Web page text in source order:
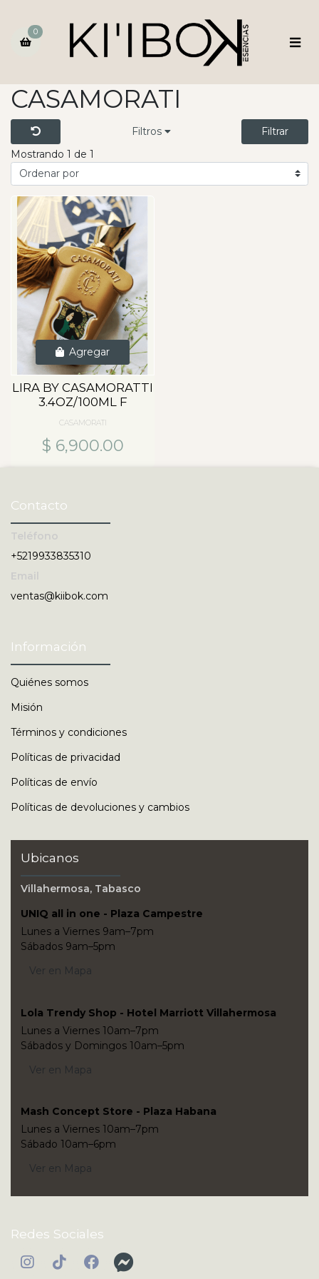
0
CASAMORATI
Filtros
Filtrar
Mostrando 1 de 1
Agregar
LIRA BY CASAMORATTI
3.4OZ/100ML F
CASAMORATI
$ 6,900.00
Contacto
+5219933835310
ventas@kiibok.com
Información
Quiénes somos
Misión
Términos y condiciones
Políticas de privacidad
Políticas de envío
Políticas de devoluciones y cambios
Ubicanos
Villahermosa, Tabasco
UNIQ all in one - Plaza Campestre
Lunes a Viernes 9am–7pm
Sábados 9am–5pm
Ver en Mapa
Lola Trendy Shop - Hotel Marriott Villahermosa
Lunes a Viernes 10am–7pm
Sábados y Domingos 10am–5pm
Ver en Mapa
Mash Concept Store - Plaza Habana
Lunes a Viernes 10am–7pm
Sábado 10am–6pm
Ver en Mapa
Redes Sociales